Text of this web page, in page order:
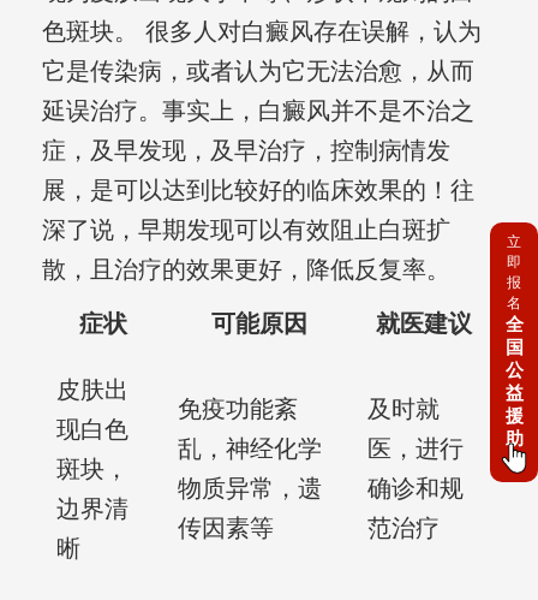
色斑块。 很多人对白癜风存在误解，认为
它是传染病，或者认为它无法治愈，从而
延误治疗。事实上，白癜风并不是不治之
症，及早发现，及早治疗，控制病情发
展，是可以达到比较好的临床效果的！往
深了说，早期发现可以有效阻止白斑扩
散，且治疗的效果更好，降低反复率。
症状 可能原因 就医建议
皮肤出
现白色
斑块，
边界清
晰
免疫功能紊
乱，神经化学
物质异常，遗
传因素等
及时就
医，进行
确诊和规
范治疗
立
即
报
名
全
国
公
益
援
助